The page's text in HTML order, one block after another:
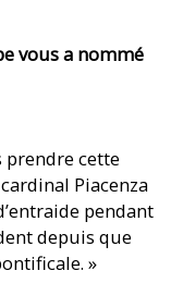
vous a nommé
prendre cette
Piacenza
pendant
depuis que
»